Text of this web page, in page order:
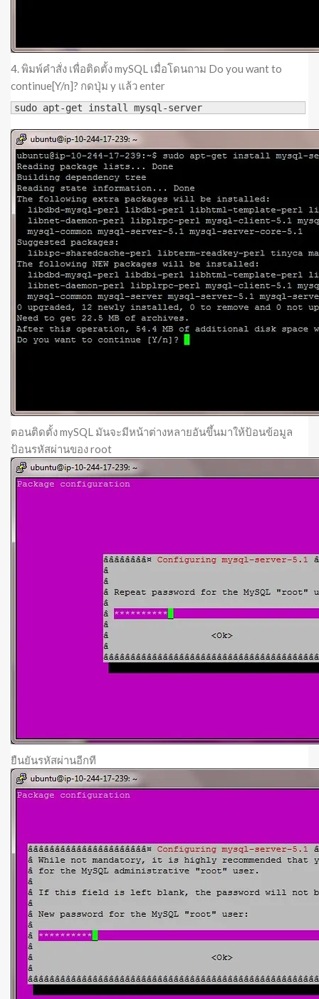
4. พิมพ์คำสั่ง เพื่อติดตั้ง mySQL เมื่อโดนถาม Do you want to
continue[Y/n]? กดปุ่ม y แล้ว enter
sudo apt-get install mysql-server
ตอนติดตั้ง mySQL มันจะมีหน้าต่างหลายอันขึ้นมาให้ป้อนข้อมูล
ป้อนรหัสผ่านของ root
ยืนยันรหัสผ่านอีกที